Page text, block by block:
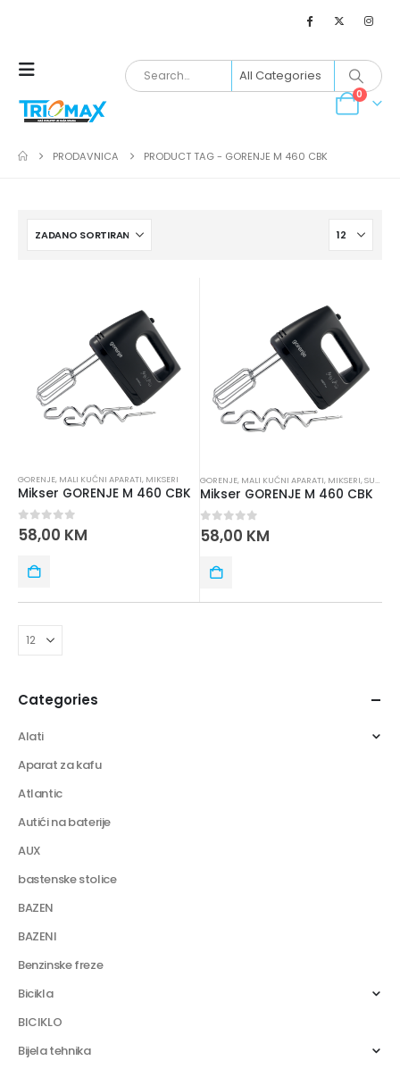
0
PRODAVNICA PRODUCT TAG - GORENJE M 460 CBK
GORENJE, MALI KUĆNI APARATI, MIKSERI
Mikser GORENJE M 460 CBK
0out of 5
58,00 KM
GORENJE, MALI KUĆNI APARATI, MIKSERI,SUŠILICE ZA VEŠ
Mikser GORENJE M 460 CBK
0out of 5
58,00 KM
Categories
Alati
Aparat za kafu
Atlantic
Autići na baterije
AUX
bastenske stolice
BAZEN
BAZENI
Benzinske freze
Bicikla
BICIKLO
Bijela tehnika